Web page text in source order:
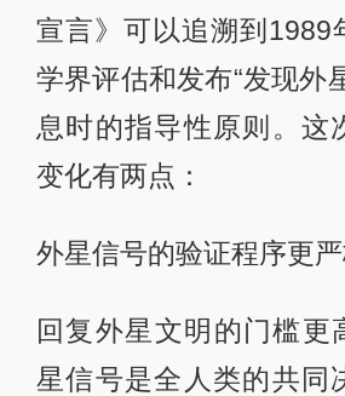
宣言》可以追溯到1989
学界评估和发布“发现外
息时的指导性原则。这
变化有两点：
外星信号的验证程序更严
回复外星文明的门槛
星信号是全人类的共同